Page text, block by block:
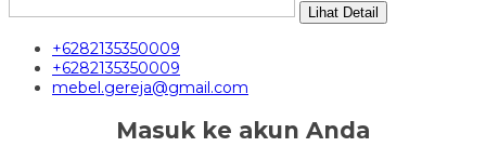
Lihat Detail
+6282135350009
+6282135350009
mebel.gereja@gmail.com
Masuk ke akun Anda